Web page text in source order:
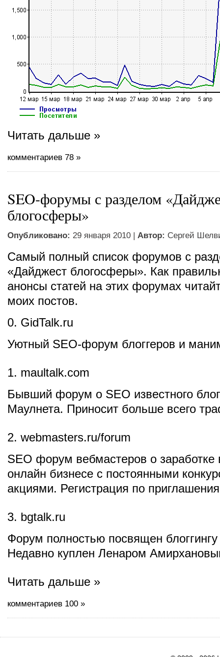
Читать дальше »
комментариев 78 »
SEO-форумы с разделом
блогосферы»
Опубликовано: 29 января 2010 | Автор: Сергей
Самый полный список форумов с
«Дайджест блогосферы». Как
анонсы статей на этих форумах
моих постов.
0. GidTalk.ru
Уютный SEO-форум блоггеров и
1. maultalk.com
Бывший форум о SEO известного
Маулнета. Приносит больше всего
2. webmasters.ru/forum
SEO форум вебмастеров о заработке
онлайн бизнесе с постоянными
акциями. Регистрация по
3. bgtalk.ru
Форум полностью посвящен
Недавно куплен Ленаром
Читать дальше »
комментариев 100 »